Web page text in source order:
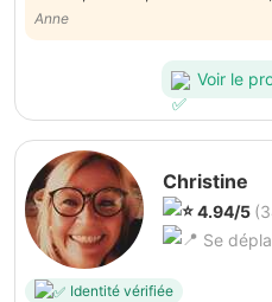
Anne
Voir le
Christine
4.94/5
Se
Identité vérifiée